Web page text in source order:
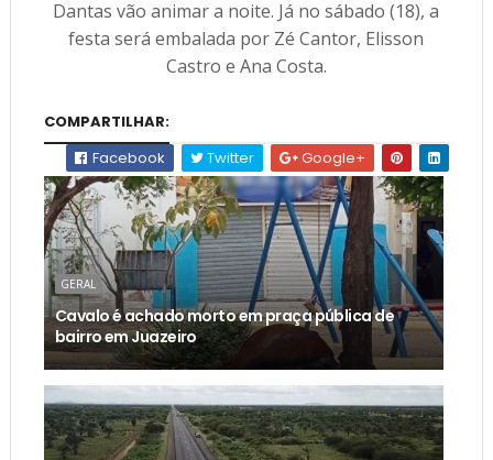
Dantas vão animar a noite. Já no sábado (18), a
festa será embalada por Zé Cantor, Elisson
Castro e Ana Costa.
COMPARTILHAR:
Facebook
Twitter Google+
GERAL
Cavalo é achado morto em praça pública de
bairro em Juazeiro